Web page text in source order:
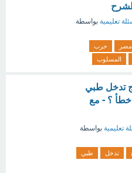
تعليمية بواسطة
مصر
حرب
المسلوب
تدخل طبي
خطأ ؟ - مع
تعليمية بواسطة
تدخل
طبي